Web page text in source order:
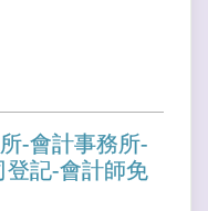
-會計事務所-
登記-會計師免